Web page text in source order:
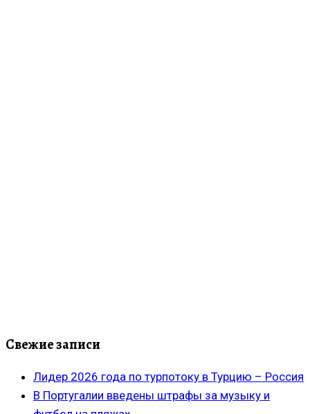
Свежие записи
Лидер 2026 года по турпотоку в Турцию – Россия
В Португалии введены штрафы за музыку и